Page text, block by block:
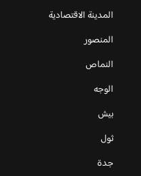
المدينة الاقتصادية
المنصور
النماص
الوجه
بيش
ثول
جدة